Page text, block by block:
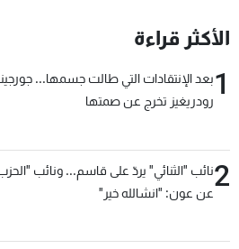
الأكثر قراءة
1بعد الإنتقادات التي طالت جسمها...
رودريغيز تخرج عن صمتها
2نائب "الثنائي" يردّ على قاسم... ونائب
عن عون: "انشالله خير"